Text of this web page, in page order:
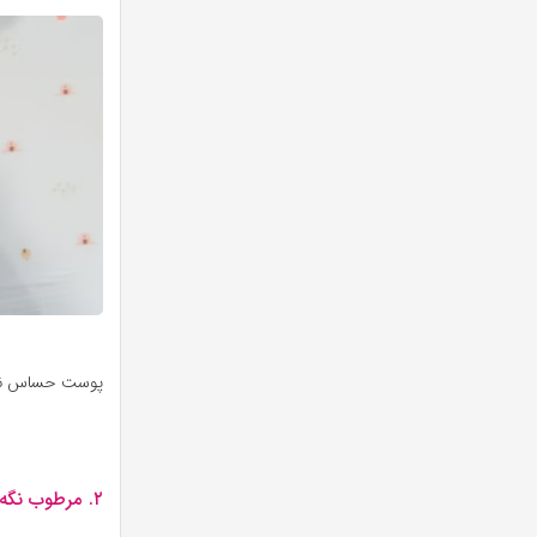
پوست حساس
۲. مرطوب نگه‌داشتن پوست کودک